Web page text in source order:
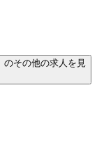
その他の求人を見